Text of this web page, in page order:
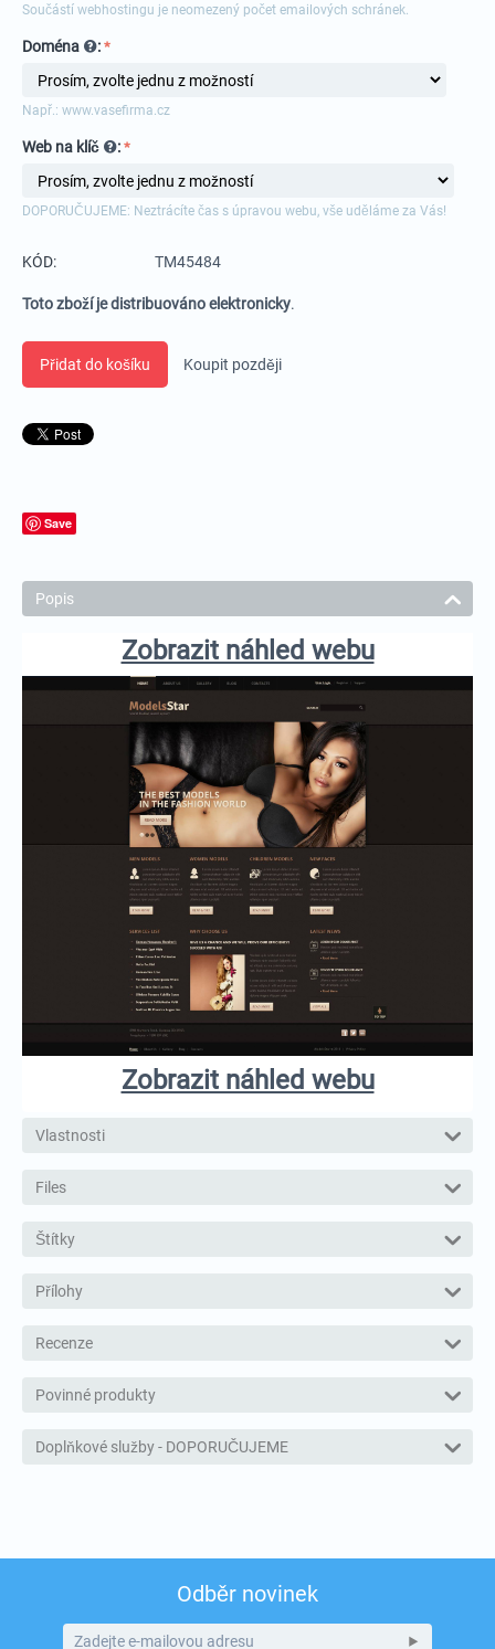
Součástí webhostingu je neomezený počet emailových schránek.
Doména :
Např.: www.vasefirma.cz
Web na klíč :
DOPORUČUJEME: Neztrácíte čas s úpravou webu, vše uděláme za Vás!
KÓD: TM45484
Toto zboží je distribuováno elektronicky.
Přidat do košíku Koupit později
Save
Popis
Zobrazit náhled webu
Zobrazit náhled webu
Vlastnosti
Files
Štítky
Přílohy
Recenze
Povinné produkty
Doplňkové služby - DOPORUČUJEME
Odběr novinek